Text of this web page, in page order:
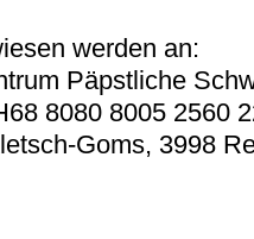
werden an:
Päpstliche
8080 8005 2560
Goms, 3998